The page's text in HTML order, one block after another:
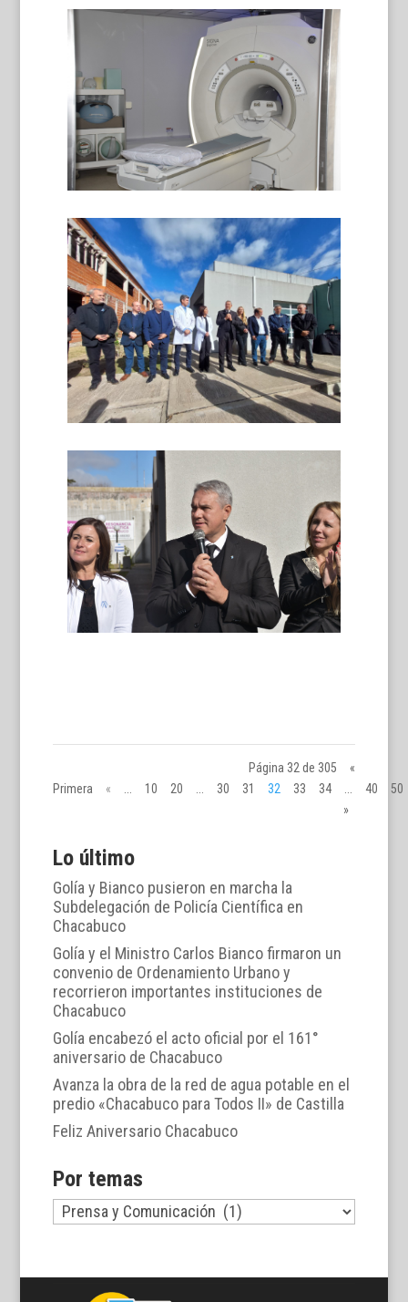
Página 32 de 305
«
Primera
« 10 20 30 31 32 33 34 40
50
»
Lo último
Golía y Bianco pusieron en marcha la
Subdelegación de Policía Científica en
Chacabuco
Golía y el Ministro Carlos Bianco firmaron un
convenio de Ordenamiento Urbano y
recorrieron importantes instituciones de
Chacabuco
Golía encabezó el acto oficial por el 161°
aniversario de Chacabuco
Avanza la obra de la red de agua potable en el
predio «Chacabuco para Todos II» de Castilla
Feliz Aniversario Chacabuco
Por temas
Por
temas